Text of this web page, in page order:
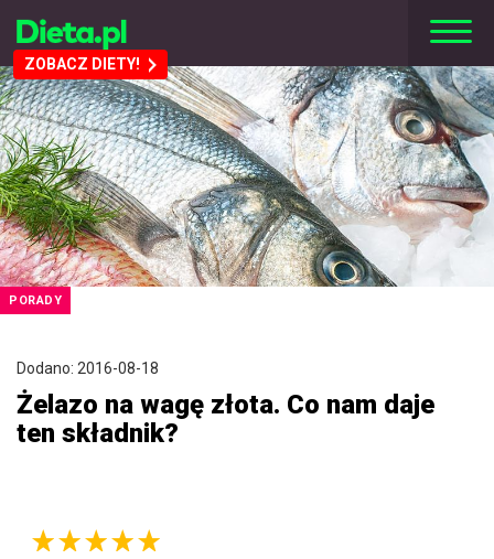
ZOBACZ DIETY!
PORADY
Dodano: 2016-08-18
Żelazo na wagę złota. Co nam daje
ten składnik?